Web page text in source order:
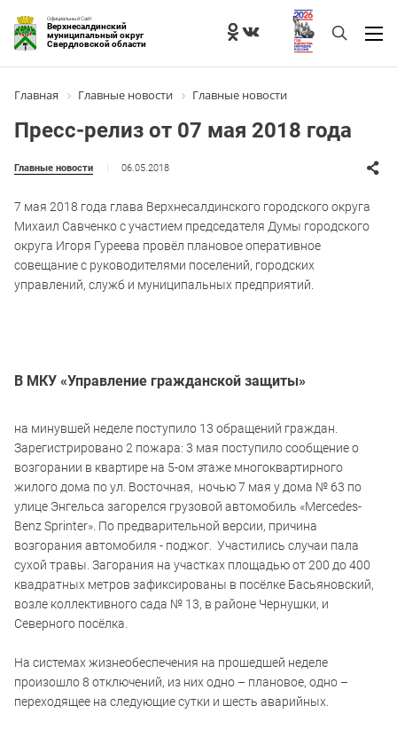
Официальный Сайт
Верхнесалдинский
муниципальный округ
Свердловской области
Главная Главные новости Главные новости
Пресс-релиз от 07 мая 2018 года
Главные новости 06.05.2018
7 мая 2018 года глава Верхнесалдинского городского округа
Михаил Савченко с участием председателя Думы городского
округа Игоря Гуреева провёл плановое оперативное
совещание с руководителями поселений, городских
управлений, служб и муниципальных предприятий.
В МКУ «Управление гражданской защиты»
на минувшей неделе поступило 13 обращений граждан.
Зарегистрировано 2 пожара: 3 мая поступило сообщение о
возгорании в квартире на 5-ом этаже многоквартирного
жилого дома по ул. Восточная, ночью 7 мая у дома № 63 по
улице Энгельса загорелся грузовой автомобиль «Mercedes-
Benz Sprinter». По предварительной версии, причина
возгорания автомобиля - поджог. Участились случаи пала
сухой травы. Загорания на участках площадью от 200 до 400
квадратных метров зафиксированы в посёлке Басьяновский,
возле коллективного сада № 13, в районе Чернушки, и
Северного посёлка.
На системах жизнеобеспечения на прошедшей неделе
произошло 8 отключений, из них одно – плановое, одно –
переходящее на следующие сутки и шесть аварийных.